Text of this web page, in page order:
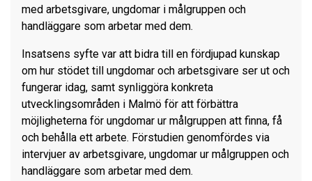
med arbetsgivare, ungdomar i målgruppen och
handläggare som arbetar med dem.
Insatsens syfte var att bidra till en fördjupad kunskap
om hur stödet till ungdomar och arbetsgivare ser ut och
fungerar idag, samt synliggöra konkreta
utvecklingsområden i Malmö för att förbättra
möjligheterna för ungdomar ur målgruppen att finna, få
och behålla ett arbete. Förstudien genomfördes via
intervjuer av arbetsgivare, ungdomar ur målgruppen och
handläggare som arbetar med dem.